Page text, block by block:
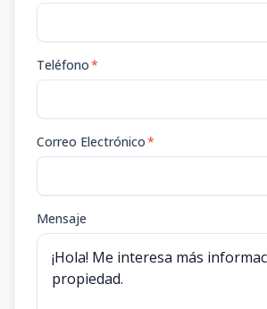
Teléfono*
Correo Electrónico*
Mensaje